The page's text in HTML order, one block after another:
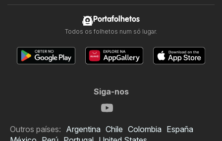
Portafolhetos
Todos os folhetos num só lugar.
Siga-nos
Outros países: Argentina Chile Colombia España